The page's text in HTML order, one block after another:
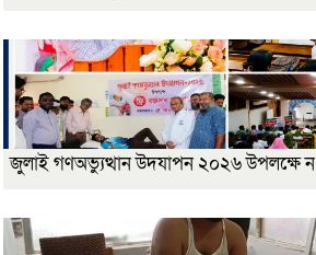
জুলাই গণঅভ্যুত্থান উদযাপন ২০২৬ উপলক্ষে ন